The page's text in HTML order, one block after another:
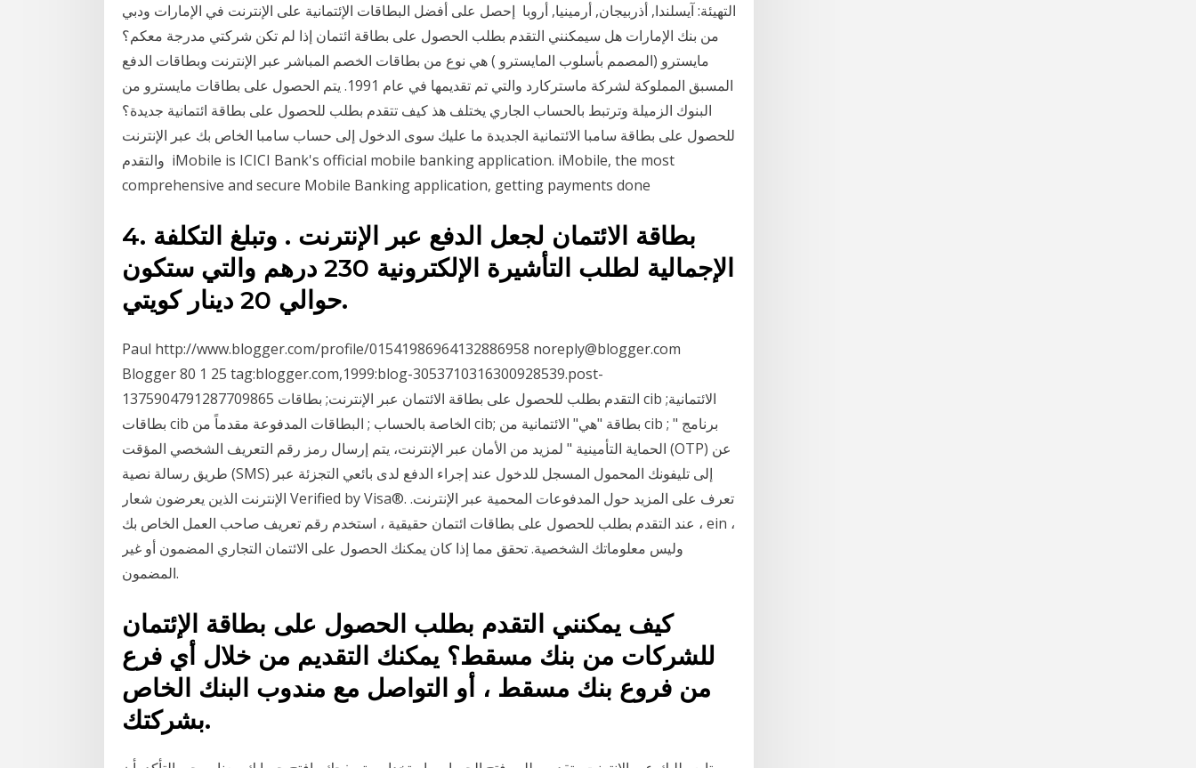
التهيئة: آيسلندا, أذربيجان, أرمينيا, أروبا إحصل على أفضل البطاقات الإئتمانية على الإنترنت في الإمارات ودبي
من بنك الإمارات هل سيمكنني التقدم بطلب الحصول على بطاقة ائتمان إذا لم تكن شركتي مدرجة معكم؟
مايسترو (المصمم بأسلوب المايسترو ) هي نوع من بطاقات الخصم المباشر عبر الإنترنت وبطاقات الدفع
المسبق المملوكة لشركة ماستركارد والتي تم تقديمها في عام 1991. يتم الحصول على بطاقات مايسترو من
البنوك الزميلة وترتبط بالحساب الجاري يختلف هذ كيف تتقدم بطلب للحصول على بطاقة ائتمانية جديدة؟
للحصول على بطاقة سامبا الائتمانية الجديدة ما عليك سوى الدخول إلى حساب سامبا الخاص بك عبر الإنترنت
والتقدم iMobile is ICICI Bank's official mobile banking application. iMobile, the most
comprehensive and secure Mobile Banking application, getting payments done
4. بطاقة الائتمان لجعل الدفع عبر الإنترنت . وتبلغ التكلفة
الإجمالية لطلب التأشيرة الإلكترونية 230 درهم والتي ستكون
حوالي 20 دينار كويتي.
Paul http://www.blogger.com/profile/01541986964132886958 noreply@blogger.com
Blogger 80 1 25 tag:blogger.com,1999:blog-3053710316300928539.post-
1375904791287709865 التقدم بطلب للحصول على بطاقة الائتمان عبر الإنترنت; بطاقات cib الائتمانية;
بطاقات cib الخاصة بالحساب ; البطاقات المدفوعة مقدماً من cib; بطاقة "هي" الائتمانية من cib ; برنامج "
الحماية التأمينية " لمزيد من الأمان عبر الإنترنت، يتم إرسال رمز رقم التعريف الشخصي المؤقت (OTP) عن
طريق رسالة نصية (SMS) إلى تليفونك المحمول المسجل للدخول عند إجراء الدفع لدى بائعي التجزئة عبر
الإنترنت الذين يعرضون شعار‏‎ ‎‏Verified by Visa®. تعرف على المزيد حول المدفوعات المحمية عبر الإنترنت.
عند التقدم بطلب للحصول على بطاقات ائتمان حقيقية ، استخدم رقم تعريف صاحب العمل الخاص بك ، ein ،
وليس معلوماتك الشخصية. تحقق مما إذا كان يمكنك الحصول على الائتمان التجاري المضمون أو غير
المضمون.
كيف يمكنني التقدم بطلب الحصول على بطاقة الإئتمان
للشركات من بنك مسقط؟ يمكنك التقديم من خلال أي فرع
من فروع بنك مسقط ، أو التواصل مع مندوب البنك الخاص
بشركتك.